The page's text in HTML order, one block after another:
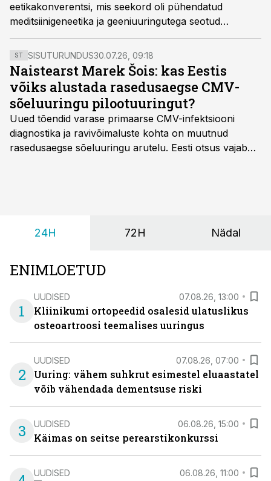
eetikakonverentsi, mis seekord oli pühendatud
meditsiinigeneetika ja geeniuuringutega seotud
eetilistele dilemmadele.
ST SISUTURUNDUS30.07.26, 09:18
Naistearst Marek Šois: kas Eestis
võiks alustada rasedusaegse CMV-
sõeluuringu pilootuuringut?
Uued tõendid varase primaarse CMV-infektsiooni
diagnostika ja ravivõimaluste kohta on muutnud
rasedusaegse sõeluuringu arutelu. Eesti otsus vajab
24H 72H Nädal
ENIMLOETUD
1
UUDISED 07.08.26, 13:00
Kliinikumi ortopeedid osalesid ulatuslikus
osteoartroosi teemalises uuringus
2
UUDISED 07.08.26, 07:00
Uuring: vähem suhkrut esimestel eluaastatel
võib vähendada dementsuse riski
3 UUDISED 06.08.26, 15:00
Käimas on seitse perearstikonkurssi
UUDISED 06.08.26, 11:00